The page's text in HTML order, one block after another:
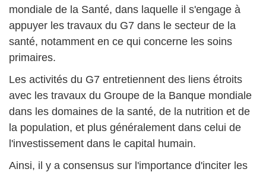
mondiale de la Santé, dans laquelle il s'engage à
appuyer les travaux du G7 dans le secteur de la
santé, notamment en ce qui concerne les soins
primaires.
Les activités du G7 entretiennent des liens étroits
avec les travaux du Groupe de la Banque mondiale
dans les domaines de la santé, de la nutrition et de
la population, et plus généralement dans celui de
l'investissement dans le capital humain.
Ainsi, il y a consensus sur l'importance d'inciter les